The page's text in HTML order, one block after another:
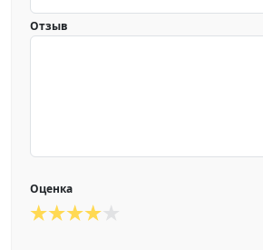
Отзыв
Оценка